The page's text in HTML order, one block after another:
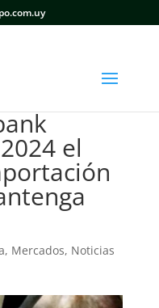
el
, Mercados, Noticias